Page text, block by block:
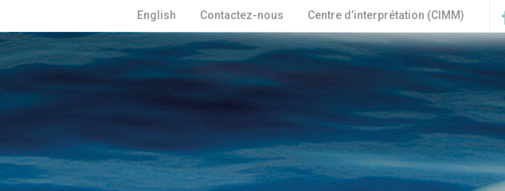
English Contactez-nous Centre d’interprétation (CIMM)